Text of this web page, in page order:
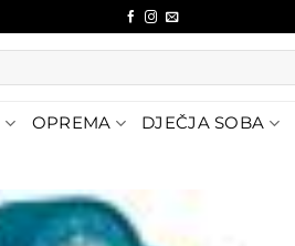
OPREMA DJEČJA SOBA